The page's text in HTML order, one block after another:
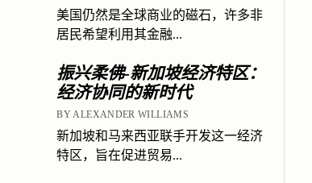
美国仍然是全球商业的磁石，许多非
居民希望利用其金融...
振兴柔佛-新加坡经济特区：
经济协同的新时代
BY ALEXANDER WILLIAMS
新加坡和马来西亚联手开发这一经济
特区，旨在促进贸易...